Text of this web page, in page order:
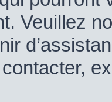
Veuillez
contacter,